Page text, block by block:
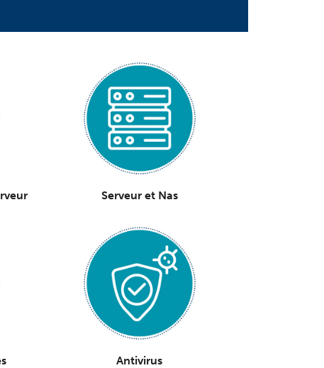
Serveur et Nas
Antivirus